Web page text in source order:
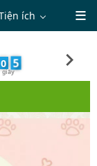
ích
0 6